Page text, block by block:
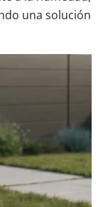
una solución